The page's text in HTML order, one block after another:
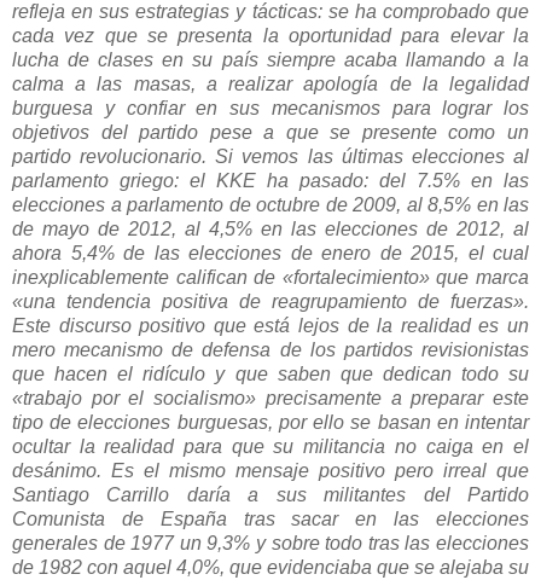
refleja en sus estrategias y tácticas: se ha comprobado que
cada vez que se presenta la oportunidad para elevar la
lucha de clases en su país siempre acaba llamando a la
calma a las masas, a realizar apología de la legalidad
burguesa y confiar en sus mecanismos para lograr los
objetivos del partido pese a que se presente como un
partido revolucionario. Si vemos las últimas elecciones al
parlamento griego: el KKE ha pasado: del 7.5% en las
elecciones a parlamento de octubre de 2009, al 8,5% en las
de mayo de 2012, al 4,5% en las elecciones de 2012, al
ahora 5,4% de las elecciones de enero de 2015, el cual
inexplicablemente califican de «fortalecimiento» que marca
«una tendencia positiva de reagrupamiento de fuerzas».
Este discurso positivo que está lejos de la realidad es un
mero mecanismo de defensa de los partidos revisionistas
que hacen el ridículo y que saben que dedican todo su
«trabajo por el socialismo» precisamente a preparar este
tipo de elecciones burguesas, por ello se basan en intentar
ocultar la realidad para que su militancia no caiga en el
desánimo. Es el mismo mensaje positivo pero irreal que
Santiago Carrillo daría a sus militantes del Partido
Comunista de España tras sacar en las elecciones
generales de 1977 un 9,3% y sobre todo tras las elecciones
de 1982 con aquel 4,0%, que evidenciaba que se alejaba su